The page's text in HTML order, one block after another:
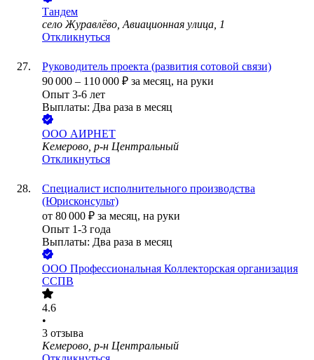
Тандем
село Журавлёво, Авиационная улица, 1
Откликнуться
Руководитель проекта (развития сотовой связи)
90 000 – 110 000 ₽ за месяц, на руки
Опыт 3-6 лет
Выплаты: Два раза в месяц
ООО АИРНЕТ
Кемерово, р-н Центральный
Откликнуться
Специалист исполнительного производства
(Юрисконсульт)
от 80 000 ₽ за месяц, на руки
Опыт 1-3 года
Выплаты: Два раза в месяц
ООО Профессиональная Коллекторская организация
ССПВ
4.6
•
3 отзыва
Кемерово, р-н Центральный